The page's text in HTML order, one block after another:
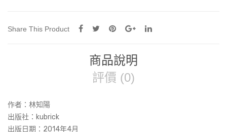
量
Share This Product
商品說明
評價 (0)
作者：林知陽
出版社：kubrick
出版日期：2014年4月